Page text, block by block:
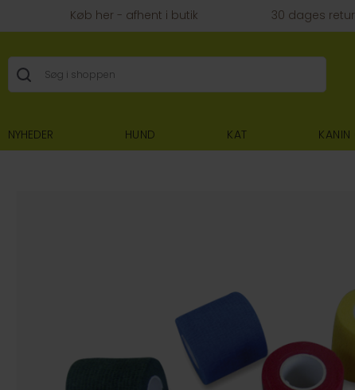
Køb her - afhent i butik 30 dages
NYHEDER HUND KAT